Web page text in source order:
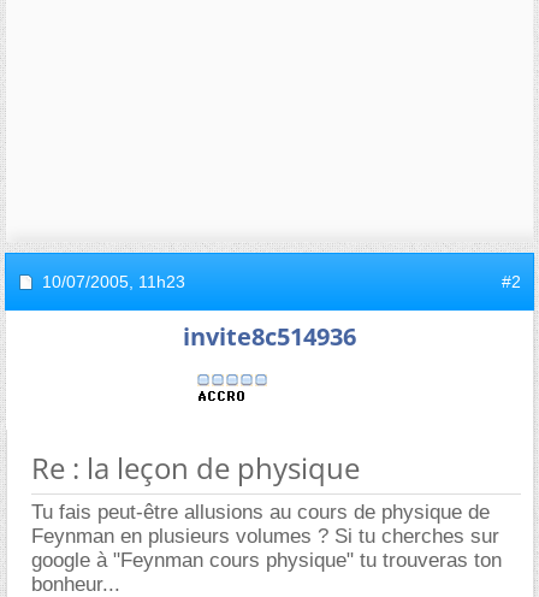
10/07/2005, 11h23 #2
invite8c514936
Re : la leçon de physique
Tu fais peut-être allusions au cours de physique de
Feynman en plusieurs volumes ? Si tu cherches sur
google à "Feynman cours physique" tu trouveras ton
bonheur...